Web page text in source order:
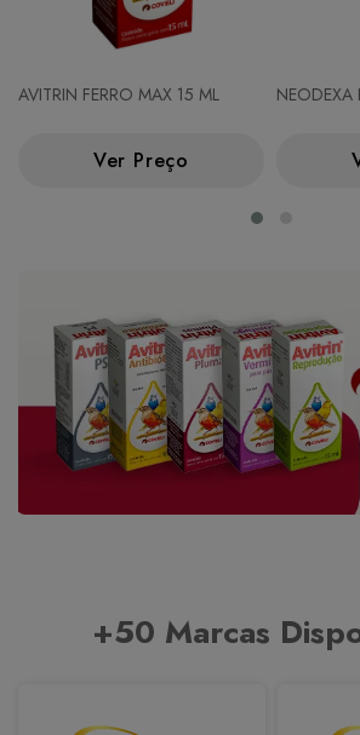
AVITRIN FERRO MAX 15 ML
Ver Preço
NEODEXA
+50 Marcas